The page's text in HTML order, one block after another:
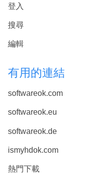
登入
搜尋
編輯
有用的連結
softwareok.com
softwareok.eu
softwareok.de
ismyhdok.com
熱門下載